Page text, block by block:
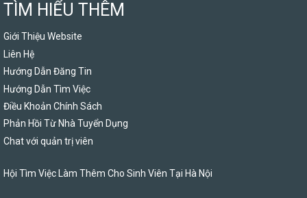
TÌM HIỂU THÊM
Giới Thiệu Website
Liên Hệ
Hướng Dẫn Đăng Tin
Hướng Dẫn Tìm Việc
Điều Khoản Chính Sách
Phản Hồi Từ Nhà Tuyển Dụng
Chat với quản trị viên
Hội Tìm Việc Làm Thêm Cho Sinh Viên Tại Hà Nội